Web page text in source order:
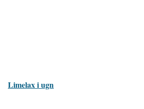
Limelax i ugn